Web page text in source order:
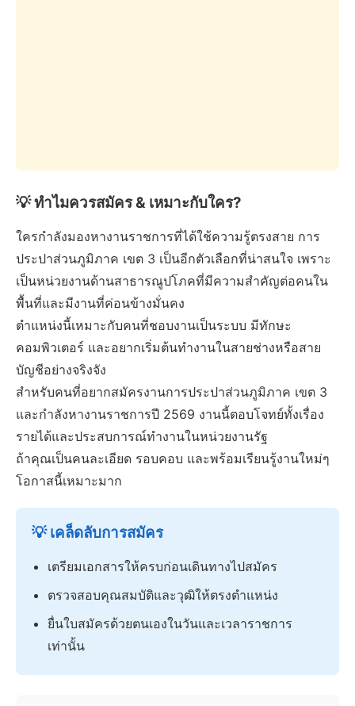
💡 ทำไมควรสมัคร & เหมาะกับใคร?
ใครกำลังมองหางานราชการที่ได้ใช้ความรู้ตรงสาย การ
ประปาส่วนภูมิภาค เขต 3 เป็นอีกตัวเลือกที่น่าสนใจ เพราะ
เป็นหน่วยงานด้านสาธารณูปโภคที่มีความสำคัญต่อคนใน
พื้นที่และมีงานที่ค่อนข้างมั่นคง
ตำแหน่งนี้เหมาะกับคนที่ชอบงานเป็นระบบ มีทักษะ
คอมพิวเตอร์ และอยากเริ่มต้นทำงานในสายช่างหรือสาย
บัญชีอย่างจริงจัง
สำหรับคนที่อยากสมัครงานการประปาส่วนภูมิภาค เขต 3
และกำลังหางานราชการปี 2569 งานนี้ตอบโจทย์ทั้งเรื่อง
รายได้และประสบการณ์ทำงานในหน่วยงานรัฐ
ถ้าคุณเป็นคนละเอียด รอบคอบ และพร้อมเรียนรู้งานใหม่ๆ
โอกาสนี้เหมาะมาก
💡 เคล็ดลับการสมัคร
เตรียมเอกสารให้ครบก่อนเดินทางไปสมัคร
ตรวจสอบคุณสมบัติและวุฒิให้ตรงตำแหน่ง
ยื่นใบสมัครด้วยตนเองในวันและเวลาราชการ
เท่านั้น